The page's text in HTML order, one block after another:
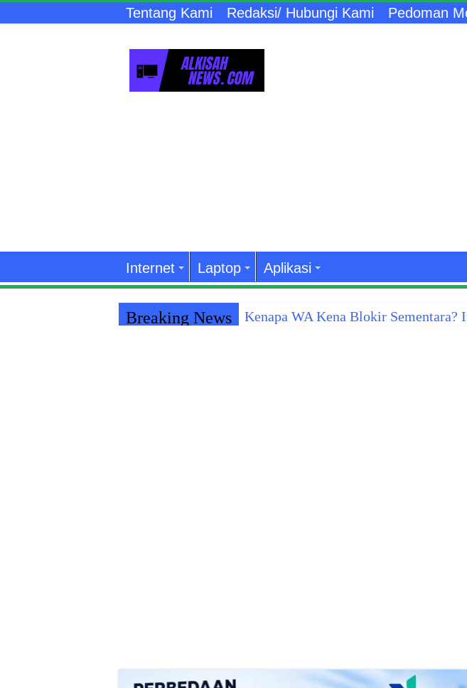
Tentang Kami Redaksi/ Hubungi Kami Pedoman
Internet Laptop Aplikasi
Breaking News Kenapa WA Kena Blokir Sementara?